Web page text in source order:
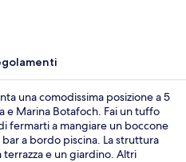
una comodissima posizione a 5
e Marina Botafoch. Fai un tuffo
fermarti a mangiare un boccone
a bordo piscina. La struttura
terrazza e un giardino. Altri